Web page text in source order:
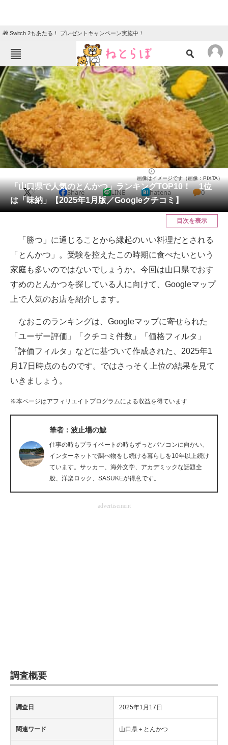
🎁 Switch 2もあたる！ プレゼントキャンペーン実施中！
ねとらぼメニュー
TOP ニュース
エンタメ クイズ
グルメ 地域
住まい 教育・育児
動物 リサーチ
会員記事
メディア
ITの今と未来を見通す
スマホと通信の最新トレンド
進化するPCとデバイスの未来
ビジネスと働き方のヒント
企業ITのトレンドを詳説
経営リーダーのコミュニティ
マーケ×ITの今がよく分かる
ITエンジニア向け専門サイト
企業向けIT製品の総合サイト
IT製品の技術・比較・事例
「山口県で人気のとんかつ」ランキングTOP10！ 1位
は「味納」【2025年1月版／Googleクチコミ】
画像はイメージです（画像：PIXTA）
X Share LINE hatena 0
目次を表示
「勝つ」に通じることから縁起のいい料理だとされる
「とんかつ」。受験を控えたこの時期に食べたいという
家庭も多いのではないでしょうか。今回は山口県でおす
すめのとんかつを探している人に向けて、Googleマップ
上で人気のお店を紹介します。
なおこのランキングは、Googleマップに寄せられた
「ユーザー評価」「クチコミ件数」「価格フィルタ」
「評価フィルタ」などに基づいて作成された、2025年1
月17日時点のものです。ではさっそく上位の結果を見て
いきましょう。
※本ページはアフィリエイトプログラムによる収益を得ています
筆者：波止場の鯱
仕事の時もプライベートの時もずっとパソコンに向かい、
インターネットで調べ物をし続ける暮らしを10年以上続け
ています。サッカー、海外文学、アカデミックな話題全
般、洋楽ロック、SASUKEが得意です。
advertisement
調査概要
調査日 2025年1月17日
関連ワード 山口県＋とんかつ